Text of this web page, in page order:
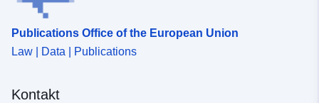
Publications Office of the European Union
Law | Data | Publications
Kontakt